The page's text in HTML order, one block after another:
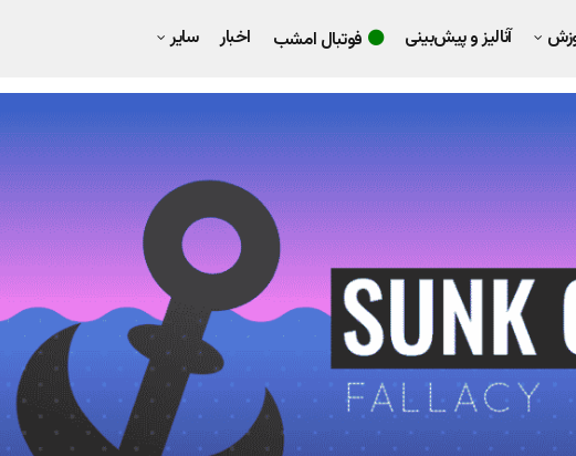
آنالیز و پیش‌بینی فوتبال امشب اخبار سایر